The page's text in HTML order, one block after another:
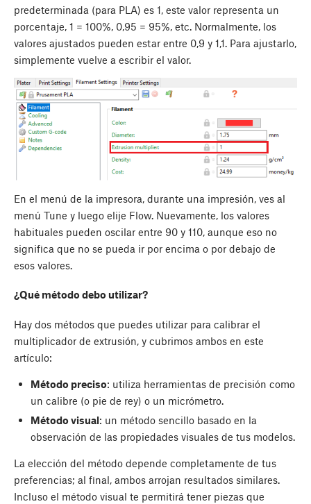
predeterminada (para PLA) es 1, este valor representa un
porcentaje, 1 = 100%, 0,95 = 95%, etc. Normalmente, los
valores ajustados pueden estar entre 0,9 y 1,1. Para ajustarlo,
simplemente vuelve a escribir el valor.
En el menú de la impresora, durante una impresión, ves al
menú Tune y luego elije Flow. Nuevamente, los valores
habituales pueden oscilar entre 90 y 110, aunque eso no
significa que no se pueda ir por encima o por debajo de
esos valores.
¿Qué método debo utilizar?
Hay dos métodos que puedes utilizar para calibrar el
multiplicador de extrusión, y cubrimos ambos en este
artículo:
Método preciso: utiliza herramientas de precisión como
un calibre (o pie de rey) o un micrómetro.
Método visual: un método sencillo basado en la
observación de las propiedades visuales de tus modelos.
La elección del método depende completamente de tus
preferencias; al final, ambos arrojan resultados similares.
Incluso el método visual te permitirá tener piezas que